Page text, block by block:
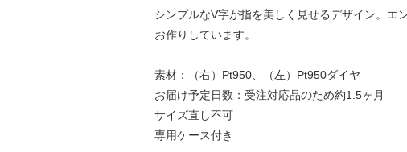
シンプルなV字が指を美しく見せるデザイン。エ
お作りしています。
素材：（右）Pt950、（左）Pt950ダイヤ
お届け予定日数：受注対応品のため約1.5ヶ月
サイズ直し不可
専用ケース付き